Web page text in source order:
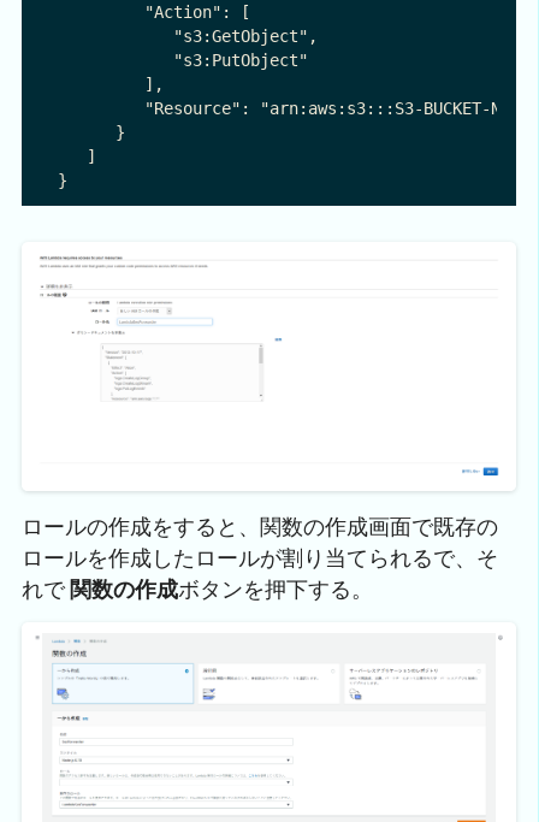
         "Action": [
            "s3:GetObject",
            "s3:PutObject"
         ],
"Resource": "arn:aws:s3:::S3-BUCKET-
      }
   ]
ロールの作成をすると、関数の作成画面で既存の
ロールを作成したロールが割り当てられるで、そ
れで関数の作成ボタンを押下する。